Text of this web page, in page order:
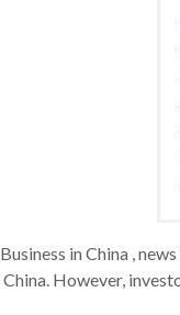
Business in China ,
China. However,